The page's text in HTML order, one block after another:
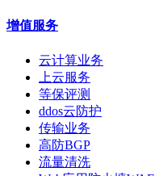
增值服务
云计算业务
上云服务
等保评测
ddos云防护
传输业务
高防BGP
流量清洗